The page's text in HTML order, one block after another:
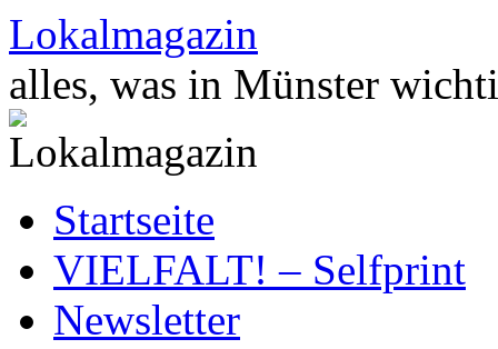
Zum
Inhalt
springen
Lokalmagazin
alles, was in Münster
Startseite
VIELFALT! – Selfprint
Newsletter